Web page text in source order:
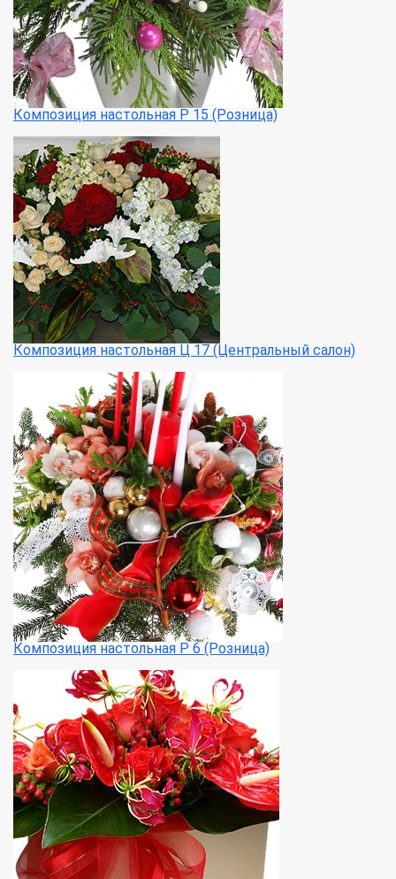
Композиция настольная Р 15 (Розница)
Композиция настольная Ц 17 (Центральный салон)
Композиция настольная Р 6 (Розница)